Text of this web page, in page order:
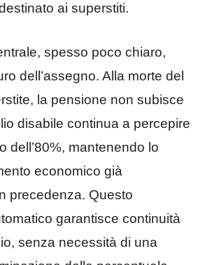
ai superstiti.
spesso poco chiaro,
dell’assegno. Alla morte del
la pensione non subisce
disabile continua a percepire
dell’80%, mantenendo lo
economico già
precedenza. Questo
garantisce continuità
senza necessità di una